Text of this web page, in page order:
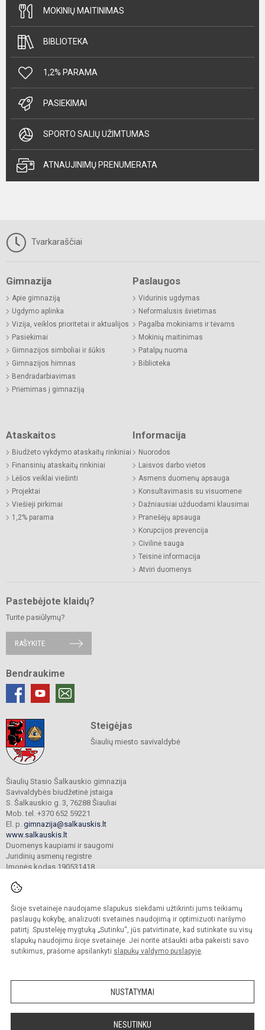
Šioje svetainėje naudojame slapukus siekdami užtikrinti jums teikiamų
paslaugų kokybę, analizuoti svetainės naudojimą ir optimizuoti naršymo
patirtį. Spustelėję mygtuką „Sutinku“, jūs patvirtinate, kad sutinkate su visų
slapukų naudojimu šioje svetainėje. Jei norite atšaukti arba pakeisti savo
sutikimus, prašome apsilankyti slapukų valdymo puslapyje.
NUSTATYMAI
NESUTINKU
MOKINIŲ MAITINIMAS
BIBLIOTEKA
1,2% PARAMA
PASIEKIMAI
SPORTO SALIŲ UŽIMTUMAS
ATNAUJINIMŲ PRENUMERATA
Tvarkaraščiai
Gimnazija
Apie gimnaziją
Ugdymo aplinka
Vizija, veiklos prioritetai ir aktualijos
Pasiekimai
Gimnazijos simboliai ir šūkis
Gimnazijos himnas
Bendradarbiavimas
Priėmimas į gimnaziją
Paslaugos
Vidurinis ugdymas
Neformalusis švietimas
Pagalba mokiniams ir tėvams
Mokinių maitinimas
Patalpų nuoma
Biblioteka
Ataskaitos
Biudžeto vykdymo ataskaitų rinkiniai
Finansinių ataskaitų rinkiniai
Lėšos veiklai viešinti
Projektai
Viešieji pirkimai
1,2% parama
Informacija
Nuorodos
Laisvos darbo vietos
Asmens duomenų apsauga
Konsultavimasis su visuomene
Dažniausiai užduodami klausimai
Pranešėjų apsauga
Korupcijos prevencija
Civilinė sauga
Teisinė informacija
Atviri duomenys
Pastebėjote klaidų?
Turite pasiūlymų?
RAŠYKITE
Bendraukime
Steigėjas
Šiaulių miesto savivaldybė
Šiaulių Stasio Šalkauskio gimnazija
Savivaldybės biudžetinė įstaiga
S. Šalkauskio g. 3, 76288 Šiauliai
Mob. tel. +370 652 59221
El. p. gimnazija@salkauskis.lt
www.salkauskis.lt
Duomenys kaupiami ir saugomi
Juridinių asmenų registre
Įmonės kodas 190531418
© 2024. Šiaulių Stasio Šalkauskio gimnazija. Visos teisės saugomos.
Kopijuoti turinį be raštiško gimnazijos sutikimo griežtai draudžiama.
Prieinamumo paraiška Slapukų valdymas
Sumanus būdas atnaujinti